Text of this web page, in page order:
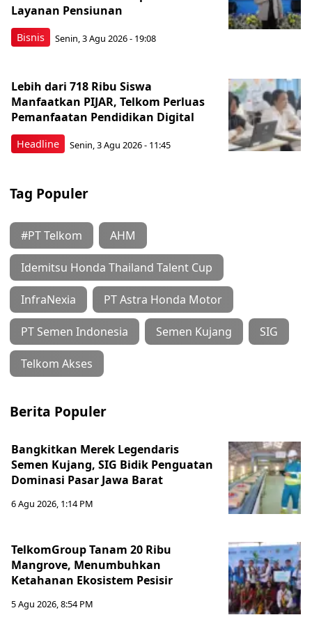
Bisnis
Layanan Pensiunan
Senin, 3 Agu 2026 - 19:08
Headline
Lebih dari 718 Ribu Siswa
Manfaatkan PIJAR, Telkom Perluas
Pemanfaatan Pendidikan Digital
Senin, 3 Agu 2026 - 11:45
Tag Populer
#PT Telkom AHM
Idemitsu Honda Thailand Talent Cup
InfraNexia PT Astra Honda Motor
PT Semen Indonesia Semen Kujang SIG
Telkom Akses
Berita Populer
Bangkitkan Merek Legendaris
Semen Kujang, SIG Bidik Penguatan
Dominasi Pasar Jawa Barat
6 Agu 2026, 1:14 PM
TelkomGroup Tanam 20 Ribu
Mangrove, Menumbuhkan
Ketahanan Ekosistem Pesisir
5 Agu 2026, 8:54 PM